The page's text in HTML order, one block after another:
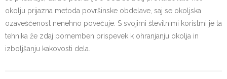
okolju prijazna metoda površinske obdelave, saj se okoljska
ozaveščenost nenehno povečuje. S svojimi številnimi koristmi je ta
tehnika že zdaj pomemben prispevek k ohranjanju okolja in
izboljšanju kakovosti dela.